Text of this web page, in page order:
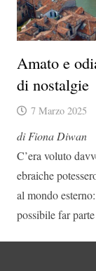
Amato e
di nostalgie
7 Marzo 2025
di Fiona Diwan
C’era voluto
ebraiche
al mondo
possibile far